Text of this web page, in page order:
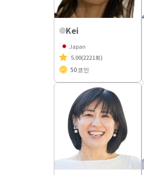
Kei
Japan
5.00(2221회)
50코인